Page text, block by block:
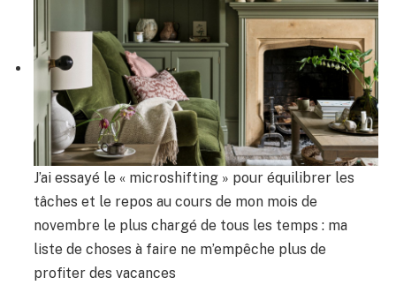
J’ai essayé le « microshifting » pour équilibrer les
tâches et le repos au cours de mon mois de
novembre le plus chargé de tous les temps : ma
liste de choses à faire ne m’empêche plus de
profiter des vacances